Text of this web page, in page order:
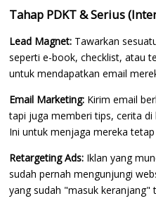
Tahap PDKT & Serius
Lead Magnet: Tawarkan
seperti e-book, checklist, atau
untuk mendapatkan email
Email Marketing: Kirim email
tapi juga memberi tips, cerita di
Ini untuk menjaga mereka
Retargeting Ads: Iklan yang
sudah pernah mengunjungi
yang sudah "masuk keranjang"